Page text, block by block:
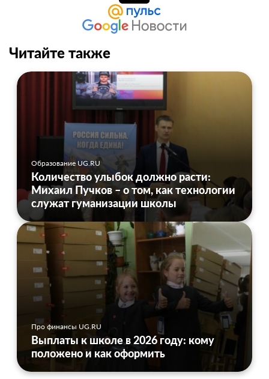
Читайте также
Образование UG.RU
Количество улыбок должно расти:
Михаил Пучков – о том, как технологии
служат гуманизации школы
Про финансы UG.RU
Выплаты к школе в 2026 году: кому
положено и как оформить